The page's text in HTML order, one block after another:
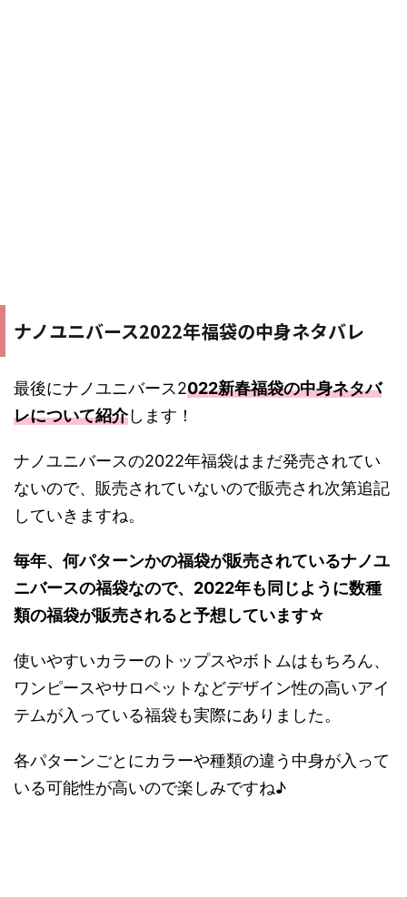
ナノユニバース2022年福袋の中身ネタバレ
最後にナノユニバース2022新春福袋の中身ネタバ
レについて紹介します！
ナノユニバースの2022年福袋はまだ発売されてい
ないので、販売されていないので販売され次第追記
していきますね。
毎年、何パターンかの福袋が販売されているナノユ
ニバースの福袋なので、2022年も同じように数種
類の福袋が販売されると予想しています☆
使いやすいカラーのトップスやボトムはもちろん、
ワンピースやサロペットなどデザイン性の高いアイ
テムが入っている福袋も実際にありました。
各パターンごとにカラーや種類の違う中身が入って
いる可能性が高いので楽しみですね♪